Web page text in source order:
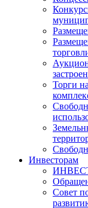
Торги
Инвесторам
Совет